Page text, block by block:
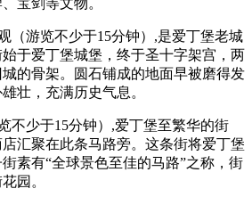
（游览不少于15分钟）,是爱丁堡老城
于爱丁堡城堡，终于圣十字架宫，两
的骨架。圆石铺成的地面早被磨得发
壮，充满历史气息。
不少于15分钟）,爱丁堡至繁华的街
汇聚在此条马路旁。这条街将爱丁堡
素有“全球景色至佳的马路”之称，街
园。